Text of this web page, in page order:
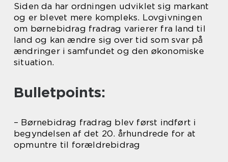
Siden da har ordningen udviklet sig markant
og er blevet mere kompleks. Lovgivningen
om børnebidrag fradrag varierer fra land til
land og kan ændre sig over tid som svar på
ændringer i samfundet og den økonomiske
situation.
Bulletpoints:
– Børnebidrag fradrag blev først indført i
begyndelsen af det 20. århundrede for at
opmuntre til forældrebidrag